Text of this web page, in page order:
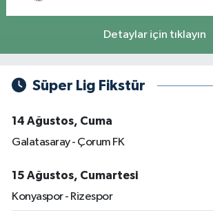
Detaylar için tıklayın
Süper Lig Fikstür
14 Ağustos, Cuma
Galatasaray - Çorum FK
15 Ağustos, Cumartesi
Konyaspor - Rizespor